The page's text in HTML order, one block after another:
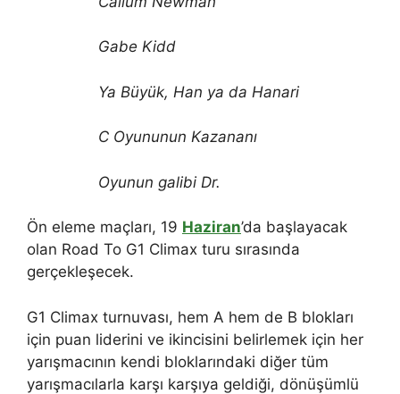
Gabe Kidd
Ya Büyük, Han ya da Hanari
C Oyununun Kazananı
Oyunun galibi Dr.
Ön eleme maçları, 19 Haziran’da başlayacak
olan Road To G1 Climax turu sırasında
gerçekleşecek.
G1 Climax turnuvası, hem A hem de B blokları
için puan liderini ve ikincisini belirlemek için her
yarışmacının kendi bloklarındaki diğer tüm
yarışmacılarla karşı karşıya geldiği, dönüşümlü